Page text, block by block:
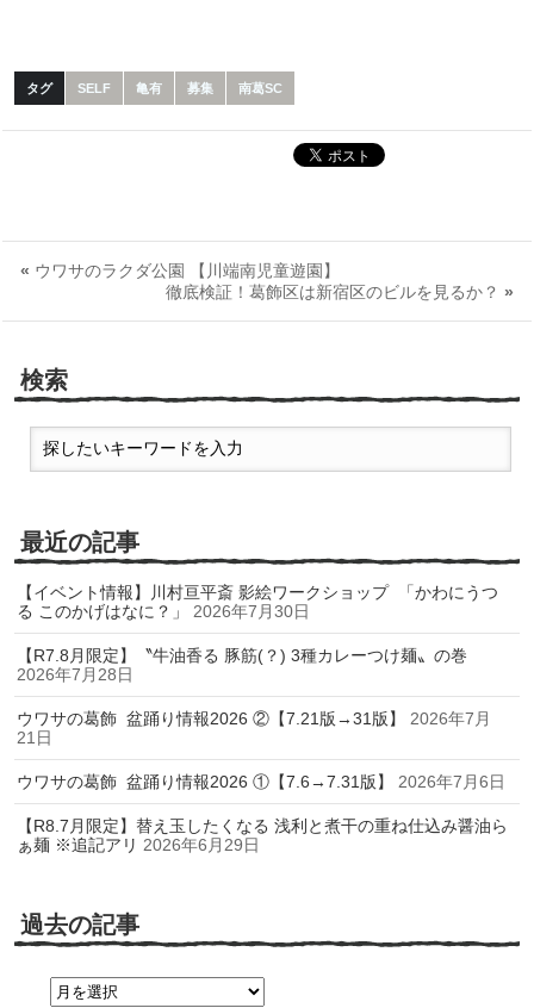
タグ SELF 亀有 募集 南葛SC
« ウワサのラクダ公園 【川端南児童遊園】
徹底検証！葛飾区は新宿区のビルを見るか？ »
検索
最近の記事
【イベント情報】川村亘平斎 影絵ワークショップ 「かわにうつ
る このかげはなに？」
2026年7月30日
【R7.8月限定】〝牛油香る 豚筋(？) 3種カレーつけ麺〟の巻
2026年7月28日
ウワサの葛飾 盆踊り情報2026 ②【7.21版→31版】
2026年7月
21日
ウワサの葛飾 盆踊り情報2026 ①【7.6→7.31版】 2026年7月6日
【R8.7月限定】替え玉したくなる 浅利と煮干の重ね仕込み醤油ら
ぁ麺 ※追記アリ 2026年6月29日
過去の記事